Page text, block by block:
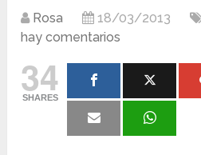
Rosa 18/03/2013
hay comentarios
34
SHARES